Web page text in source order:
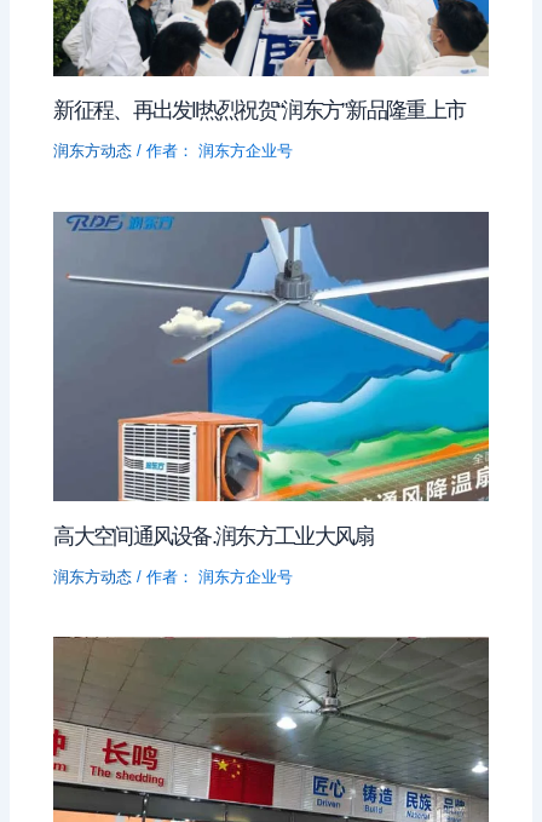
新征程、再出发‖热烈祝贺“润东方”新品隆重上市
润东方动态 / 作者： 润东方企业号
高大空间通风设备.润东方工业大风扇
润东方动态 / 作者： 润东方企业号